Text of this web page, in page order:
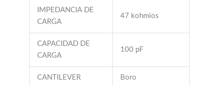
IMPEDANCIA DE
CARGA
47 kohmios
CAPACIDAD DE
CARGA
100 pF
CANTILEVER Boro